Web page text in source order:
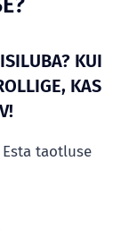
KUI
KAS
taotluse